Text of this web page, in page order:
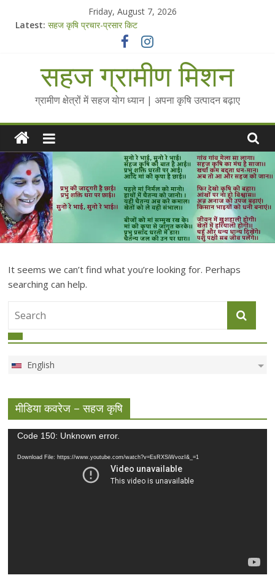
Friday, August 7, 2026
Latest: सहज कृषि प्रचार-प्रसार किट
Standee Designs @ 2025 for Sahaj Krishi Promotions
Chalo Gaon Ki Or Abhiyaan - 2025-26
Collected Talks on Vibrated Water
सहज ग्रामीण मिशन
ग्रामीण क्षेत्रों में सहज योग ध्यान | अपना कृषि उत्पादन बढ़ाए
It seems we can’t find what you’re looking for. Perhaps
searching can help.
English
मीडिया कवरेज – सहज कृषि
Video
Code 150: Unknown error.
Download File: https://www.youtube.com/watch?v=EsRXSiWvozI&_=1